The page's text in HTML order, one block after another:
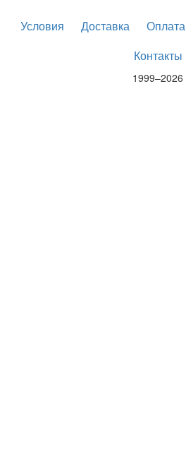
Условия Доставка Оплата
Контакты
1999–2026